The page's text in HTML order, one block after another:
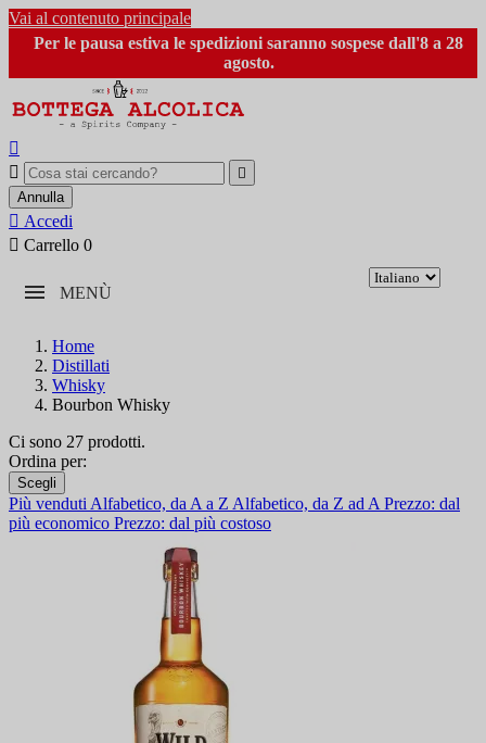
Vai al contenuto principale
Per le pausa estiva le spedizioni saranno sospese dall'8 a 28
agosto.



Annulla
 Accedi
 Carrello 0
MENÙ
Home
Distillati
Whisky
Bourbon Whisky
Ci sono 27 prodotti.
Ordina per:
Scegli
Più venduti Alfabetico, da A a Z Alfabetico, da Z ad A Prezzo: dal
più economico Prezzo: dal più costoso